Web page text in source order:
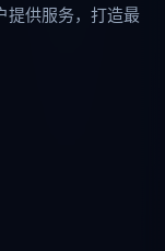
提供服务，打造最